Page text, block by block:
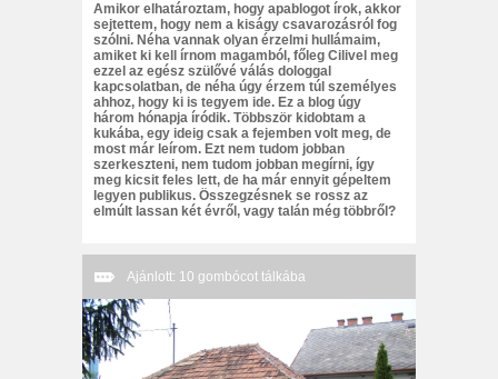
Amikor elhatároztam, hogy apablogot írok, akkor
sejtettem, hogy nem a kiságy csavarozásról fog
szólni. Néha vannak olyan érzelmi hullámaim,
amiket ki kell írnom magamból, főleg Cilivel meg
ezzel az egész szülővé válás dologgal
kapcsolatban, de néha úgy érzem túl személyes
ahhoz, hogy ki is tegyem ide. Ez a blog úgy
három hónapja íródik. Többször kidobtam a
kukába, egy ideig csak a fejemben volt meg, de
most már leírom. Ezt nem tudom jobban
szerkeszteni, nem tudom jobban megírni, így
meg kicsit feles lett, de ha már ennyit gépeltem
legyen publikus. Összegzésnek se rossz az
elmúlt lassan két évről, vagy talán még többről?
Ajánlott: 10 gombócot tálkába